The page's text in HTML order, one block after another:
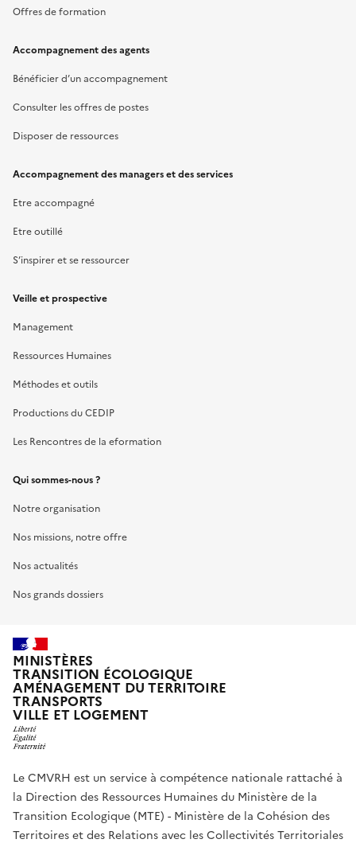
Offres de formation
Accompagnement des agents
Bénéficier d’un accompagnement
Consulter les offres de postes
Disposer de ressources
Accompagnement des managers et des services
Etre accompagné
Etre outillé
S’inspirer et se ressourcer
Veille et prospective
Management
Ressources Humaines
Méthodes et outils
Productions du CEDIP
Les Rencontres de la eformation
Qui sommes-nous ?
Notre organisation
Nos missions, notre offre
Nos actualités
Nos grands dossiers
MINISTÈRES
TRANSITION ÉCOLOGIQUE
AMÉNAGEMENT DU TERRITOIRE
TRANSPORTS
VILLE ET LOGEMENT
Le CMVRH est un service à compétence nationale rattaché à
la Direction des Ressources Humaines du Ministère de la
Transition Ecologique (MTE) - Ministère de la Cohésion des
Territoires et des Relations avec les Collectivités Territoriales